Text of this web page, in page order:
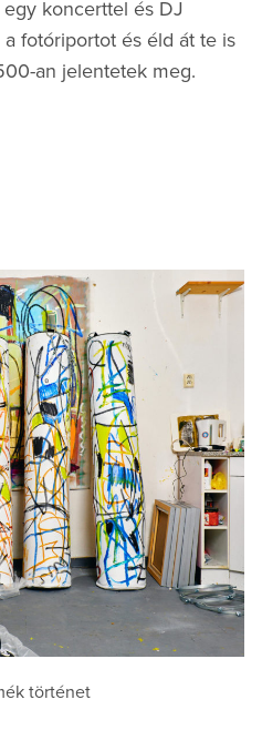
koncerttel és DJ
fotóriportot és éld át te is
an jelentetek meg.
történet